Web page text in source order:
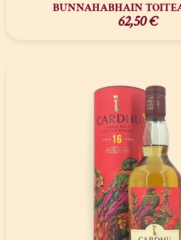
BUNNAHABHAIN
62,50€